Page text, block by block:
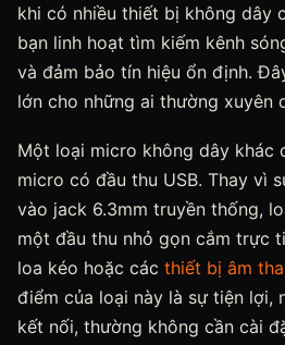
khi có nhiều thiết bị không dây
bạn linh hoạt tìm kiếm kênh
và đảm bảo tín hiệu ổn định.
lớn cho những ai thường xuyên
Một loại micro không dây khác
micro có đầu thu USB. Thay vì
vào jack 6.3mm truyền thống,
một đầu thu nhỏ gọn cắm trực
loa kéo hoặc các thiết bị âm
điểm của loại này là sự tiện lợi,
kết nối, thường không cần cài